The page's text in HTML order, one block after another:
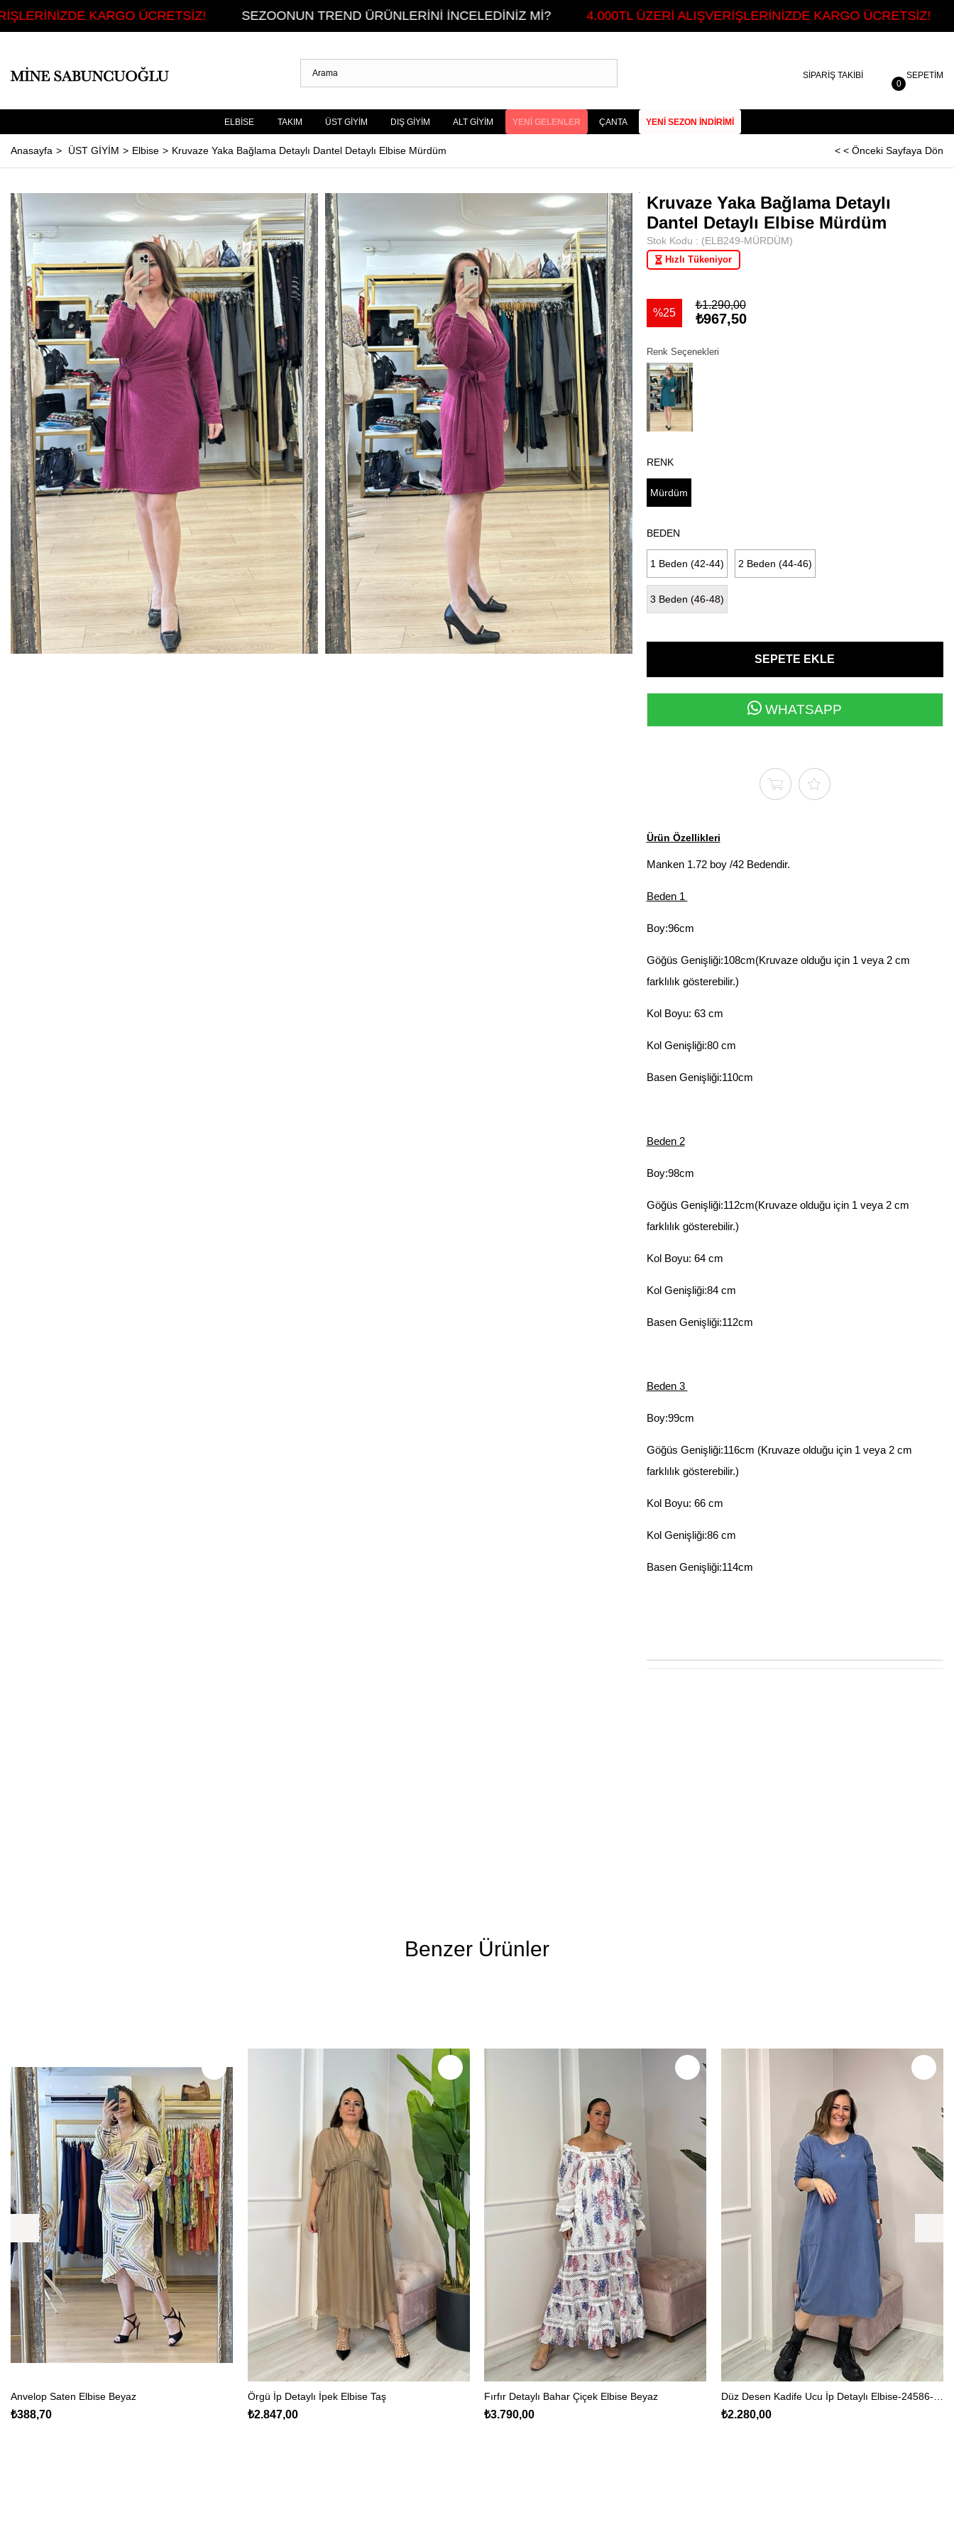
KARGO ÜCRETSİZ! SEZOONUN TREND ÜRÜNLERİNİ İNCELEDİNİZ Mİ? 4.000TL ÜZERİ ALIŞVERİŞLERİNİZDE KARGO ÜCRETSİZ!
SEPETIM
0
SİPARİŞ TAKİBİ
ELBİSE TAKIM ÜST GİYİM DIŞ GİYİM ALT GİYİM YENİ GELENLER ÇANTA YENİ SEZON İNDİRİMİ
Anasayfa ÜST GİYİM Elbise Kruvaze Yaka Bağlama Detaylı Dantel Detaylı Elbise Mürdüm < < Önceki Sayfaya Dön
Kruvaze Yaka Bağlama Detaylı
Dantel Detaylı Elbise Mürdüm
Stok Kodu (ELB249-MÜRDÜM)
Hızlı Tükeniyor
25
₺1.290,00
₺967,50
Renk Seçenekleri
RENK
Mürdüm
BEDEN
1 Beden (42-44) 2 Beden (44-46)
3 Beden (46-48)
WHATSAPP
Ürün Özellikleri
Manken 1.72 boy /42 Bedendir.
Beden 1
Boy:96cm
Göğüs Genişliği:108cm(Kruvaze olduğu için 1 veya 2 cm
farklılık gösterebilir.)
Kol Boyu: 63 cm
Kol Genişliği:80 cm
Basen Genişliği:110cm
Beden 2
Boy:98cm
Göğüs Genişliği:112cm(Kruvaze olduğu için 1 veya 2 cm
farklılık gösterebilir.)
Kol Boyu: 64 cm
Kol Genişliği:84 cm
Basen Genişliği:112cm
Beden 3
Boy:99cm
Göğüs Genişliği:116cm (Kruvaze olduğu için 1 veya 2 cm
farklılık gösterebilir.)
Kol Boyu: 66 cm
Kol Genişliği:86 cm
Basen Genişliği:114cm
Benzer Ürünler
Anvelop Saten Elbise Beyaz
₺388,70
Örgü İp Detaylı İpek Elbise Taş
₺2.847,00
Fırfır Detaylı Bahar Çiçek Elbise Beyaz
₺3.790,00 ₺2.280,00